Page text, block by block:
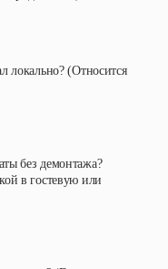
локально? (Относится
без демонтажа?
в гостевую или